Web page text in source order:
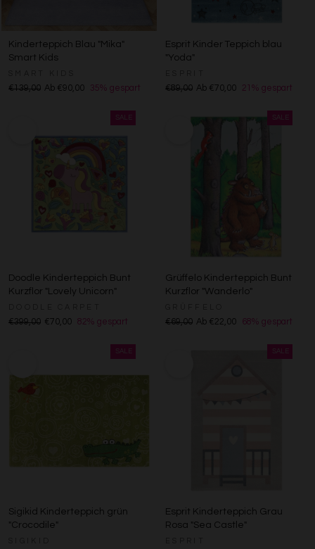
Kinderteppich Blau "Mika"
Smart Kids
€139,00 Ab €90,00 35% gespart
Esprit Kinder Teppich blau
"Yoda"
€89,00 Ab €70,00 21% gespart
Doodle Kinderteppich Bunt
Kurzflor "Lovely Unicorn"
€399,00 €70,00 82% gespart
Grüffelo Kinderteppich Bunt
Kurzflor "Wanderlo"
€69,00 Ab €22,00 68% gespart
Sigikid Kinderteppich grün
"Crocodile"
Esprit Kinderteppich Grau
Rosa "Sea Castle"